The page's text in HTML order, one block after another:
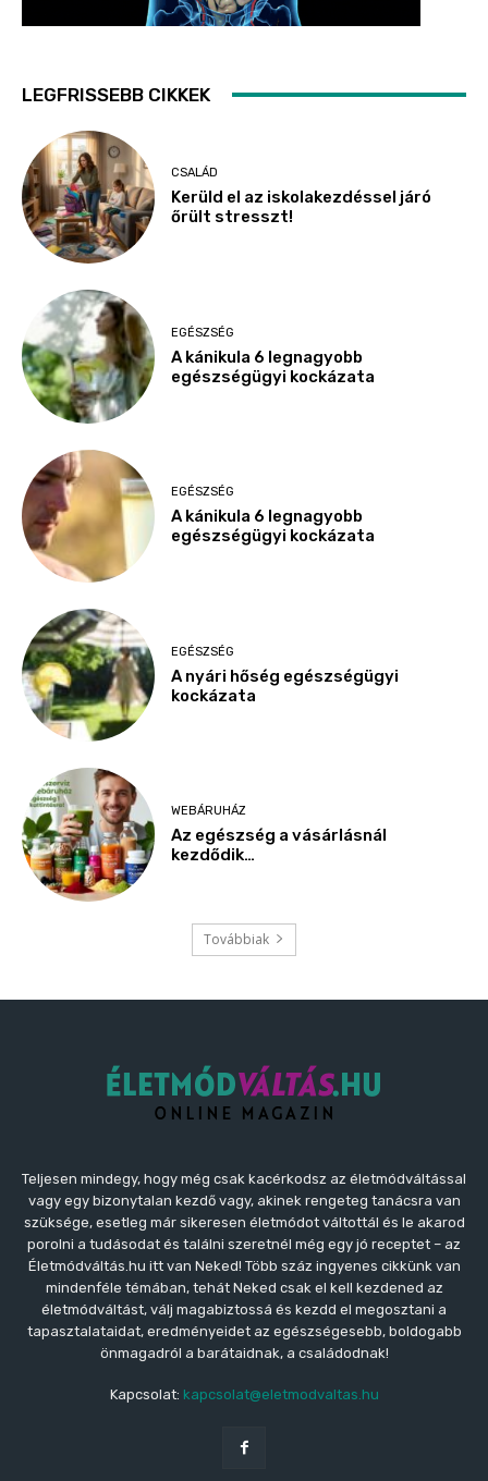
LEGFRISSEBB CIKKEK
CSALÁD
Kerüld el az iskolakezdéssel járó
őrült stresszt!
EGÉSZSÉG
A kánikula 6 legnagyobb
egészségügyi kockázata
EGÉSZSÉG
A kánikula 6 legnagyobb
egészségügyi kockázata
EGÉSZSÉG
A nyári hőség egészségügyi
kockázata
WEBÁRUHÁZ
Az egészség a vásárlásnál
kezdődik…
Továbbiak
Teljesen mindegy, hogy még csak kacérkodsz az életmódváltással
vagy egy bizonytalan kezdő vagy, akinek rengeteg tanácsra van
szüksége, esetleg már sikeresen életmódot váltottál és le akarod
porolni a tudásodat és találni szeretnél még egy jó receptet – az
Életmódváltás.hu itt van Neked! Több száz ingyenes cikkünk van
mindenféle témában, tehát Neked csak el kell kezdened az
életmódváltást, válj magabiztossá és kezdd el megosztani a
tapasztalataidat, eredményeidet az egészségesebb, boldogabb
önmagadról a barátaidnak, a családodnak!
Kapcsolat: kapcsolat@eletmodvaltas.hu